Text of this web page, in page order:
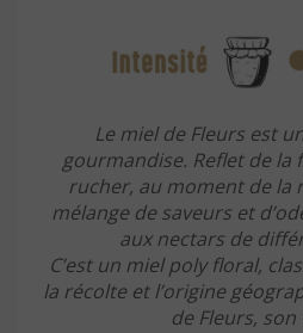
Le miel de Fleurs est
gourmandise. Reflet de
rucher, au moment de la
mélange de saveurs et
aux nectars de
C’est un miel poly floral,
la récolte et l’origine
de Fleurs,